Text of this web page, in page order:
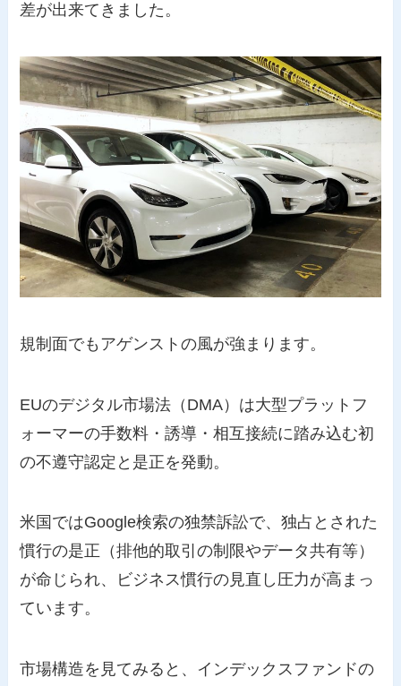
差が出来てきました。
規制面でもアゲンストの風が強まります。
EUのデジタル市場法（DMA）は大型プラットフ
ォーマーの手数料・誘導・相互接続に踏み込む初
の不遵守認定と是正を発動。
米国ではGoogle検索の独禁訴訟で、独占とされた
慣行の是正（排他的取引の制限やデータ共有等）
が命じられ、ビジネス慣行の見直し圧力が高まっ
ています。
市場構造を見てみると、インデックスファンドの